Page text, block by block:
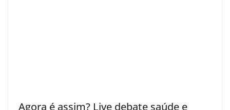
Agora é assim? Live debate saúde e